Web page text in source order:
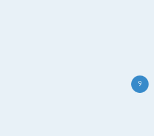
9